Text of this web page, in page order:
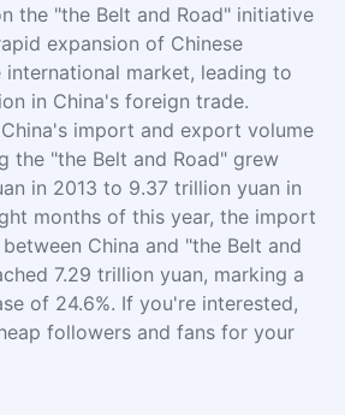
the "the Belt and Road" initiative
expansion of Chinese
market, leading to
in China's foreign trade.
import and export volume
the "the Belt and Road" grew
in 2013 to 9.37 trillion yuan in
months of this year, the import
China and "the Belt and
7.29 trillion yuan, marking a
of 24.6%. If you're interested,
followers and fans for your